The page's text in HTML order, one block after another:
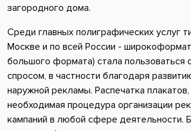
загородного дома.
Среди главных полиграфических услуг
Москве и по всей России -
большого формата) стала пользоваться
спросом, в частности благодаря
наружной рекламы. Распечатка
необходимая процедура организации
кампаний в любой сфере деятельности.